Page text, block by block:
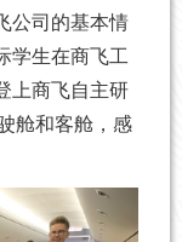
公司的基本情
学生在商飞工
上商飞自主研
舱和客舱，感